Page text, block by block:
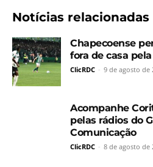
Notícias relacionadas
Chapecoense
fora de casa
ClicRDC - 9 de agosto de
Acompanhe
pelas rádios do
Comunicação
ClicRDC - 8 de agosto de